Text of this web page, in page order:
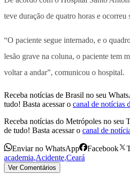
teve duração de quatro horas e ocorreu
“O paciente segue internado, e o
lesão grave na coluna, o paciente tem
voltar a andar”, comunicou o hospital.
Receba notícias de Brasil no seu
tudo! Basta acessar o canal de notícias
Receba notícias do Metrópoles no seu
de tudo! Basta acessar o canal de
Enviar no WhatsApp Facebook
academia,Acidente,Ceará
Ver Comentários